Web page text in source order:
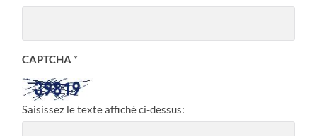
CAPTCHA *
Saisissez le texte affiché ci-dessus: